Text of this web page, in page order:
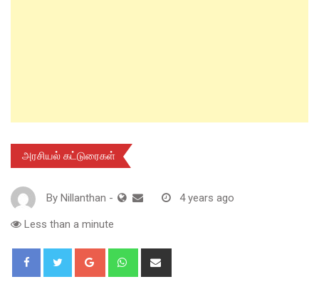
அரசியல் கட்டுரைகள்
By Nillanthan - 4 years ago
Less than a minute
Google+ Whatsapp